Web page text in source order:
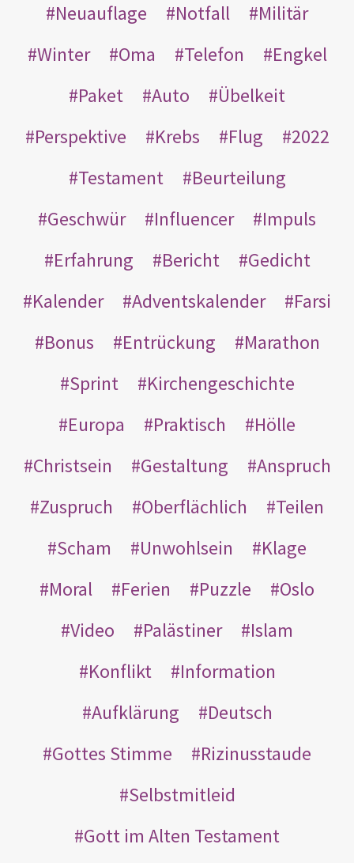
Neuauflage
Notfall
Militär
Winter
Oma Telefon
Engkel
Paket
Auto
Übelkeit
Perspektive
Krebs Flug
2022
Testament
Beurteilung
Geschwür
Influencer
Impuls
Erfahrung
Bericht
Gedicht
Kalender
Adventskalender
Farsi
Bonus
Entrückung
Marathon
Sprint
Kirchengeschichte
Europa
Praktisch
Hölle
Christsein
Gestaltung
Anspruch
Zuspruch
Oberflächlich
Teilen
Scham
Unwohlsein
Klage
Moral
Ferien Puzzle
Oslo
Video
Palästiner
Islam
Konflikt
Information
Aufklärung
Deutsch
Gottes Stimme
Rizinusstaude
Selbstmitleid
Gott im Alten Testament